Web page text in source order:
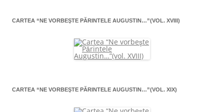
CARTEA “NE VORBEŞTE PĂRINTELE AUGUSTIN…”(VOL. XVIII)
CARTEA “NE VORBEŞTE PĂRINTELE AUGUSTIN…”(VOL. XIX)